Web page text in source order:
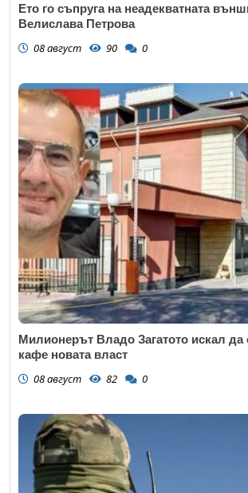
Ето го съпруга на неадекватната
Велислава Петрова
08 август 90 0
Милионерът Владо Загатото искал да
кафе новата власт
08 август 82 0